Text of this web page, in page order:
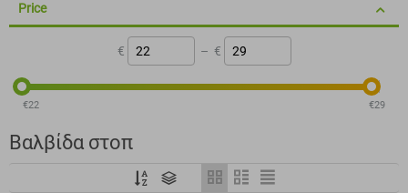
Price
€ – €
‎€22 ‎€29
Βαλβίδα στοπ